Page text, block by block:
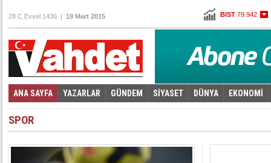
BIST 79.942
Altın96,930
Euro 2,7888
28 C.Evvel 1436 | 19 Mart 2015
ANA SAYFA YAZARLAR GÜNDEM SİYASET DÜNYA EKONOMİ
Foto Galeri | Video Galeri
SPOR